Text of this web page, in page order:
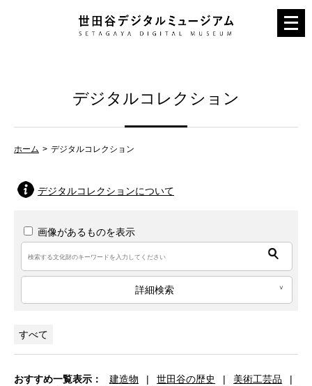
メ
ニ
デジタルコレクション
ホーム デジタルコレクション
デジタルコレクションについて
画像があるものを表示
詳細検索
すべて
おすすめ一覧表示： 建造物 | 世田谷の歴史 | 美術工芸品
|